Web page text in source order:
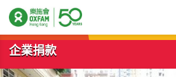
開始主要內容
企業捐款